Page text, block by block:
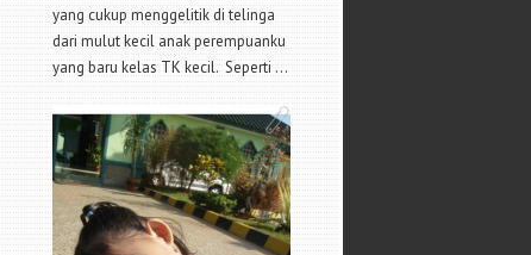
yang cukup menggelitik di telinga
dari mulut kecil anak perempuanku
yang baru kelas TK kecil. Seperti ...